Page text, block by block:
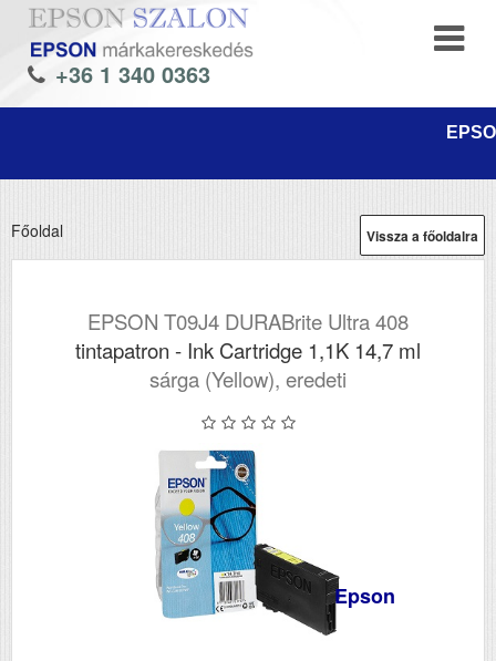
+36 1 340 0363
Vissza a főoldalra
Főoldal
EPSON T09J4 DURABrite Ultra 408
tintapatron - Ink Cartridge 1,1K 14,7 ml
sárga (Yellow), eredeti
Epson